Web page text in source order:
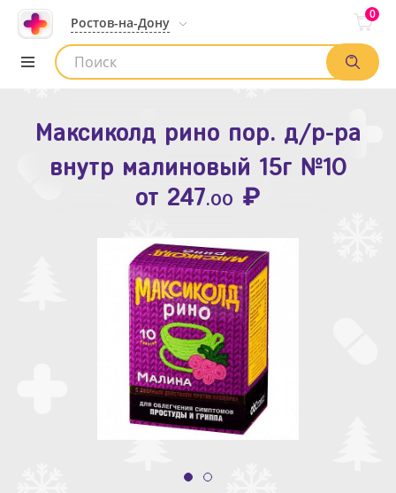
Ростов-на-Дону
0
Список аптек
Максиколд рино пор. д/р-ра
внутр малиновый 15г №10
от 247.00 ₽
Зодак таб. п.п.о. 10мг №10
от109.80 ₽